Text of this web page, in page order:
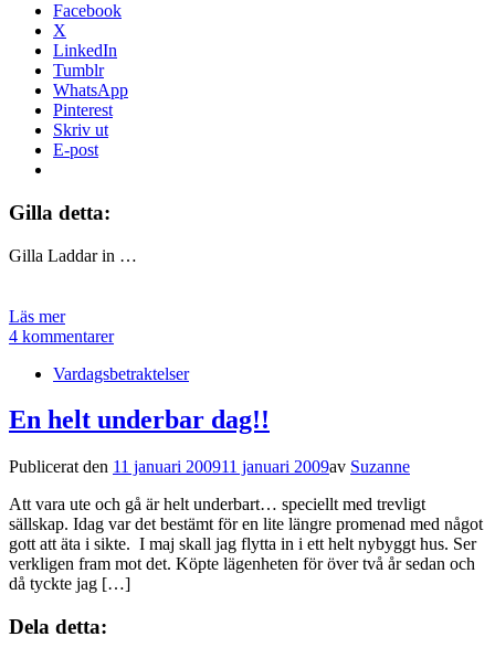
Facebook
X
LinkedIn
Tumblr
WhatsApp
Pinterest
Skriv ut
E-post
Gilla detta:
Gilla Laddar in …
Läs mer
4 kommentarer
Vardagsbetraktelser
En helt underbar dag!!
Publicerat den 11 januari 200911 januari 2009av Suzanne
Att vara ute och gå är helt underbart… speciellt med trevligt
sällskap. Idag var det bestämt för en lite längre promenad med något
gott att äta i sikte. I maj skall jag flytta in i ett helt nybyggt hus. Ser
verkligen fram mot det. Köpte lägenheten för över två år sedan och
då tyckte jag […]
Dela detta: